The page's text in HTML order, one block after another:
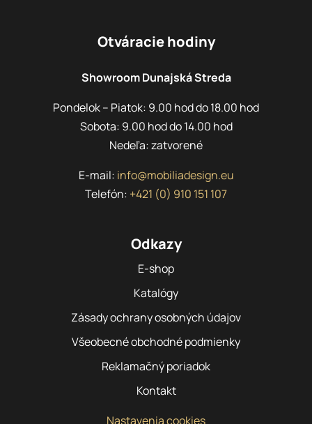
Otváracie hodiny
Showroom Dunajská Streda
Pondelok – Piatok: 9.00 hod do 18.00 hod
Sobota: 9.00 hod do 14.00 hod
Nedeľa: zatvorené
E-mail: info@mobiliadesign.eu
Telefón: +421 (0) 910 151 107
Odkazy
E-shop
Katalógy
Zásady ochrany osobných údajov
Všeobecné obchodné podmienky
Reklamačný poriadok
Kontakt
Nastavenia cookies